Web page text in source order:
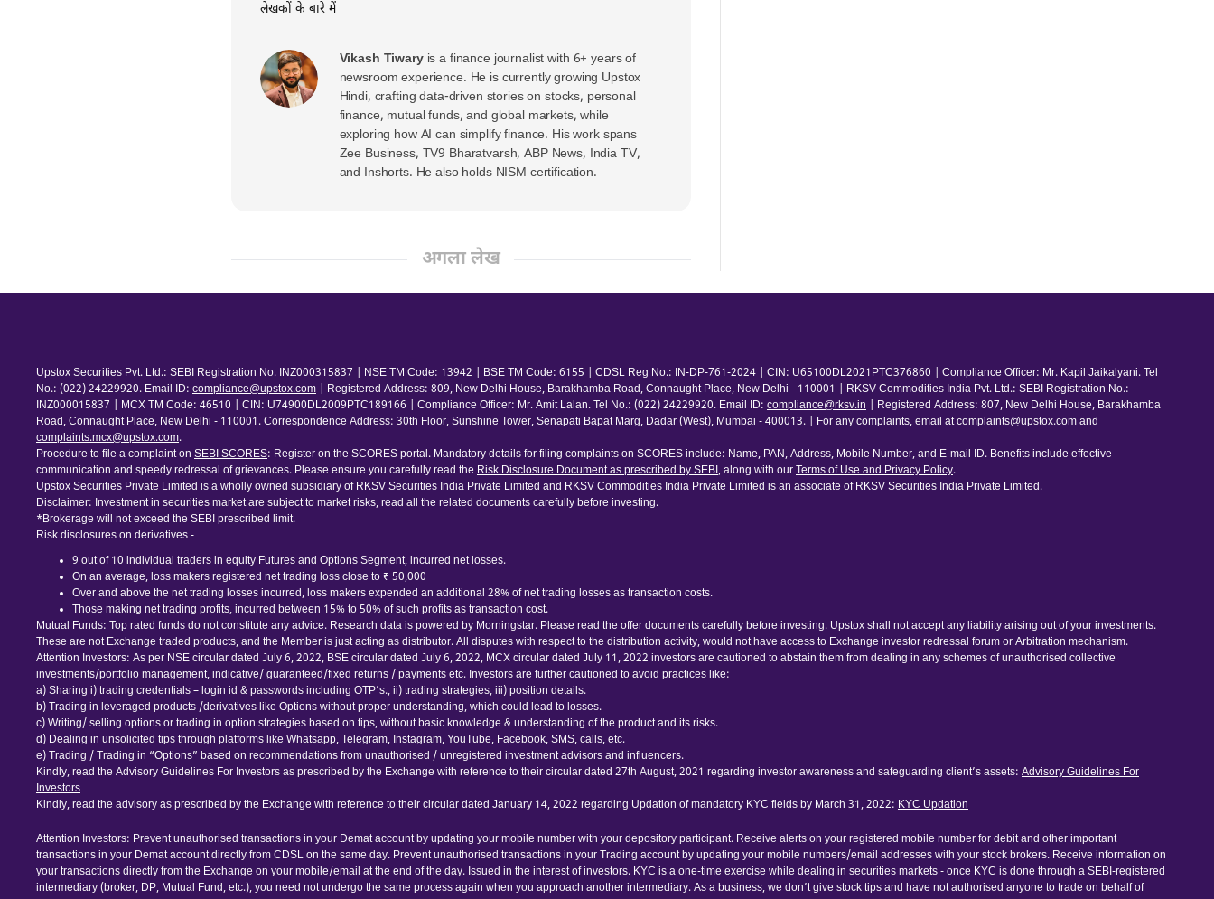
लेखकों के बारे में
Vikash Tiwary is a finance journalist with 6+ years of
newsroom experience. He is currently growing Upstox
Hindi, crafting data-driven stories on stocks, personal
finance, mutual funds, and global markets, while
exploring how AI can simplify finance. His work spans
Zee Business, TV9 Bharatvarsh, ABP News, India TV,
and Inshorts. He also holds NISM certification.
अगला लेख
Upstox Securities Pvt. Ltd.: SEBI Registration No. INZ000315837 | NSE TM Code: 13942 | BSE TM Code: 6155 | CDSL Reg No.: IN-DP-761-2024 | CIN: U65100DL2021PTC376860 | Compliance Officer: Mr. Kapil Jaikalyani. Tel
No.: (022) 24229920. Email ID: compliance@upstox.com
| Registered Address: 809, New Delhi House, Barakhamba Road, Connaught Place, New Delhi - 110001 | RKSV Commodities India Pvt. Ltd.: SEBI Registration No.:
INZ000015837 | MCX TM Code: 46510 | CIN: U74900DL2009PTC189166 | Compliance Officer: Mr. Amit Lalan. Tel No.: (022) 24229920. Email ID: compliance@rksv.in
| Registered Address: 807, New Delhi House, Barakhamba
Road, Connaught Place, New Delhi - 110001. Correspondence Address: 30th Floor, Sunshine Tower, Senapati Bapat Marg, Dadar (West), Mumbai - 400013. | For any complaints, email atcomplaints@upstox.comand
complaints.mcx@upstox.com.
Procedure to file a complaint on SEBI SCORES: Register on the SCORES portal. Mandatory details for filing complaints on SCORES include: Name, PAN, Address, Mobile Number, and E-mail ID. Benefits include effective
communication and speedy redressal of grievances. Please ensure you carefully read the Risk Disclosure Document as prescribed by SEBI, along with ourTerms of Use and Privacy Policy.
Upstox Securities Private Limited is a wholly owned subsidiary of RKSV Securities India Private Limited and RKSV Commodities India Private Limited is an associate of RKSV Securities India Private Limited.
Disclaimer: Investment in securities market are subject to market risks, read all the related documents carefully before investing.
*Brokerage will not exceed the SEBI prescribed limit.
Risk disclosures on derivatives -
9 out of 10 individual traders in equity Futures and Options Segment, incurred net losses.
On an average, loss makers registered net trading loss close to ₹ 50,000
Over and above the net trading losses incurred, loss makers expended an additional 28% of net trading losses as transaction costs.
Those making net trading profits, incurred between 15% to 50% of such profits as transaction cost.
Mutual Funds: Top rated funds do not constitute any advice. Research data is powered by Morningstar. Please read the offer documents carefully before investing. Upstox shall not accept any liability arising out of your investments.
These are not Exchange traded products, and the Member is just acting as distributor. All disputes with respect to the distribution activity, would not have access to Exchange investor redressal forum or Arbitration mechanism.
Attention Investors: As per NSE circular dated July 6, 2022, BSE circular dated July 6, 2022, MCX circular dated July 11, 2022 investors are cautioned to abstain them from dealing in any schemes of unauthorised collective
investments/portfolio management, indicative/ guaranteed/fixed returns / payments etc. Investors are further cautioned to avoid practices like:
a) Sharing i) trading credentials – login id & passwords including OTP’s., ii) trading strategies, iii) position details.
b) Trading in leveraged products /derivatives like Options without proper understanding, which could lead to losses.
c) Writing/ selling options or trading in option strategies based on tips, without basic knowledge & understanding of the product and its risks.
d) Dealing in unsolicited tips through platforms like Whatsapp, Telegram, Instagram, YouTube, Facebook, SMS, calls, etc.
e) Trading / Trading in “Options” based on recommendations from unauthorised / unregistered investment advisors and influencers.
Kindly, read the Advisory Guidelines For Investors as prescribed by the Exchange with reference to their circular dated 27th August, 2021 regarding investor awareness and safeguarding client’s assets: Advisory Guidelines For
Investors
Kindly, read the advisory as prescribed by the Exchange with reference to their circular dated January 14, 2022 regarding Updation of mandatory KYC fields by March 31, 2022: KYC Updation
Attention Investors: Prevent unauthorised transactions in your Demat account by updating your mobile number with your depository participant. Receive alerts on your registered mobile number for debit and other important
transactions in your Demat account directly from CDSL on the same day. Prevent unauthorised transactions in your Trading account by updating your mobile numbers/email addresses with your stock brokers. Receive information on
your transactions directly from the Exchange on your mobile/email at the end of the day. Issued in the interest of investors. KYC is a one-time exercise while dealing in securities markets - once KYC is done through a SEBI-registered
intermediary (broker, DP, Mutual Fund, etc.), you need not undergo the same process again when you approach another intermediary. As a business, we don’t give stock tips and have not authorised anyone to trade on behalf of